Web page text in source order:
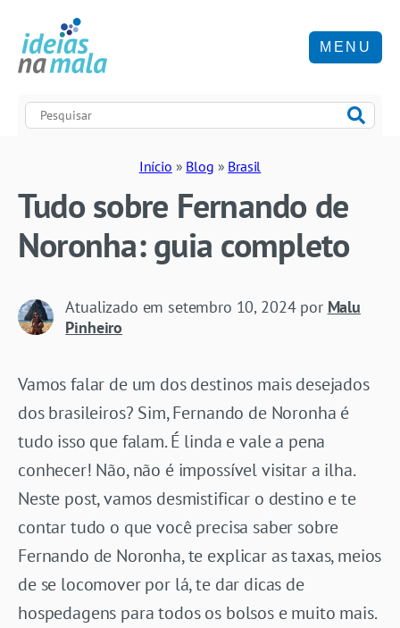
MENU
Início » Blog » Brasil
Tudo sobre Fernando de
Noronha: guia completo
Atualizado em setembro 10, 2024por Malu
Pinheiro
Vamos falar de um dos destinos mais desejados
dos brasileiros? Sim, Fernando de Noronha é
tudo isso que falam. É linda e vale a pena
conhecer! Não, não é impossível visitar a ilha.
Neste post, vamos desmistificar o destino e te
contar tudo o que você precisa saber sobre
Fernando de Noronha, te explicar as taxas, meios
de se locomover por lá, te dar dicas de
hospedagens para todos os bolsos e muito mais.